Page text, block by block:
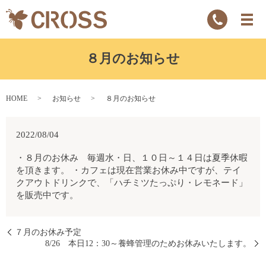
８月のお知らせ
HOME お知らせ ８月のお知らせ
2022/08/04
・８月のお休み 毎週水・日、１０日～１４日は夏季休暇
を頂きます。 ・カフェは現在営業お休み中ですが、テイ
クアウトドリンクで、「ハチミツたっぷり・レモネード」
を販売中です。
７月のお休み予定
8/26 本日12：30～養蜂管理のためお休みいたします。